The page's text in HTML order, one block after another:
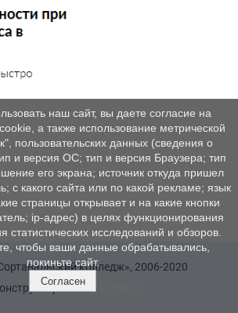
колледж», 2006-2020
сайтов
наш сайт, вы даете согласие на
а также использование метрической
пользовательских данных (сведения о
и версия ОС; тип и версия Браузера; тип
его экрана; источник откуда пришел
с какого сайта или по какой рекламе; язык
страницы открывает и на какие кнопки
ip-адрес) в целях функционирования
статистических исследований и обзоров.
чтобы ваши данные обрабатывались,
покиньте сайт.
Согласен